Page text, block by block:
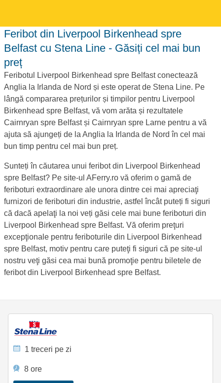
Feribot din Liverpool Birkenhead spre
Belfast cu Stena Line - Găsiți cel mai bun
preț
Feribotul Liverpool Birkenhead spre Belfast conectează
Anglia la Irlanda de Nord și este operat de Stena Line. Pe
lângă compararea prețurilor și timpilor pentru Liverpool
Birkenhead spre Belfast, vă vom arăta și rezultatele
Cairnryan spre Belfast și Cairnryan spre Larne pentru a vă
ajuta să ajungeți de la Anglia la Irlanda de Nord în cel mai
bun timp pentru cel mai bun preț.
Sunteți în căutarea unui feribot din Liverpool Birkenhead
spre Belfast? Pe site-ul AFerry.ro vă oferim o gamă de
feriboturi extraordinare ale unora dintre cei mai apreciaţi
furnizori de feriboturi din industrie, astfel încât puteți fi siguri
că dacă apelaţi la noi veți găsi cele mai bune feriboturi din
Liverpool Birkenhead spre Belfast. Vă oferim preţuri
excepţionale pentru feriboturile din Liverpool Birkenhead
spre Belfast, motiv pentru care puteţi fi siguri că pe site-ul
nostru veţi găsi cea mai bună promoţie pentru biletele de
feribot din Liverpool Birkenhead spre Belfast.
1 treceri pe zi
8 ore